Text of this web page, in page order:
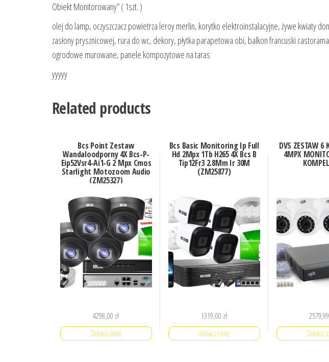
Obiekt Monitorowany” ( 1szt. )
olej do lamp, oczyszczacz powietrza leroy merlin, korytko elektroinstalacyjne, żywe kwiaty
zasłony prysznicowej, rura do wc, dekory, płytka parapetowa obi, balkon francuski
ogrodowe murowane, panele kompozytowe na taras
yyyyy
Related products
Bcs Point Zestaw
Wandaloodporny 4X Bcs-P-
Eip52Vsr4-Ai1-G 2 Mpx Cmos
Starlight Motozoom Audio
(ZM25327)
4298,00 zł
Zobacz cenę
Bcs Basic Monitoring Ip Full
Hd 2Mpx 1Tb H265 4X Bcs B
Tip12Fr3 2.8Mm Ir 30M
(ZM25877)
1319,00 zł
Zobacz cenę
DVS ZESTAW 6
4MPX
2579,99
Zobacz